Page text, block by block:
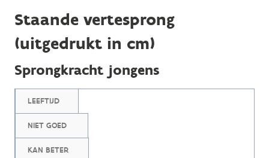
Staande vertesprong
(uitgedrukt in cm)
Sprongkracht jongens
LEEFTIJD
NIET GOED
KAN BETER